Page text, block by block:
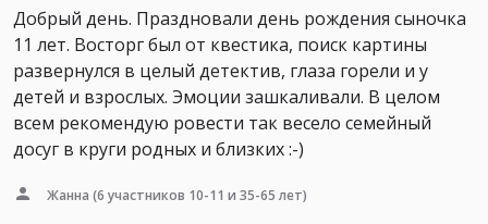
Добрый день. Праздновали день рождения сыночка
11 лет. Восторг был от квестика, поиск картины
развернулся в целый детектив, глаза горели и у
детей и взрослых. Эмоции зашкаливали. В целом
всем рекомендую ровести так весело семейный
досуг в круги родных и близких :-)
Жанна (6 участников 10-11 и 35-65 лет)